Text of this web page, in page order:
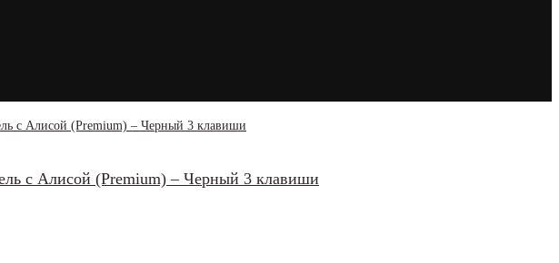
c Алисой (Premium) – Черный 3 клавиши